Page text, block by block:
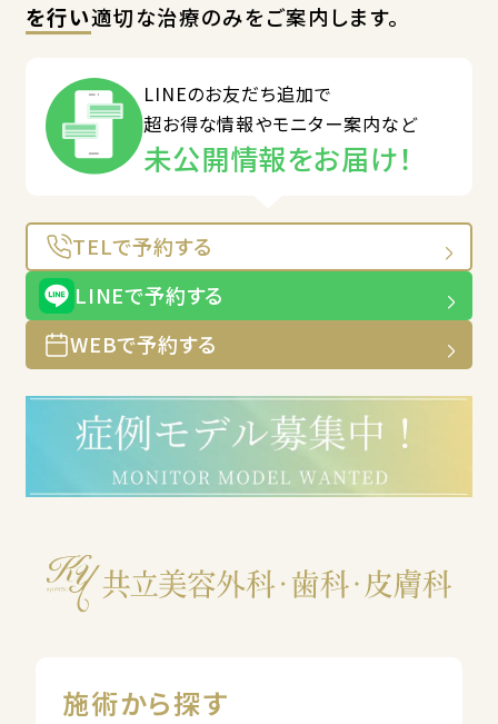
を行い適切な治療のみをご案内します。
LINEのお友だち追加で
超お得な情報やモニター案内など
未公開情報をお届け！
TELで予約する
LINEで予約する
WEBで予約する
施術から探す